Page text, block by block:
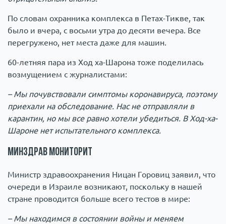
По словам охранника комплекса в Петах-Тикве, так
было и вчера, с восьми утра до десяти вечера. Все
перегружено, нет места даже для машин.
60-летняя пара из Ход ха-Шарона тоже поделилась
возмущением с журналистами:
– Мы почувствовали симптомы коронавируса, поэтому
приехали на обследование. Нас не отправляли в
карантин, но мы все равно хотели убедиться. В Ход-ха-
Шароне нет испытательного комплекса.
Минздрав мониторит
Министр здравоохранения Ницан Горовиц заявил, что
очереди в Израиле возникают, поскольку в нашей
стране проводится больше всего тестов в мире:
– Мы находимся в состоянии войны и меняем